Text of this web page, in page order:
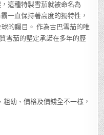
這種特製雪茄就被命名為
一直保持著高度的獨特性，
的矚目。 作為古巴雪茄的唯
雪茄的堅定承諾在多年的歷
幼、價格及價錢全不一樣，